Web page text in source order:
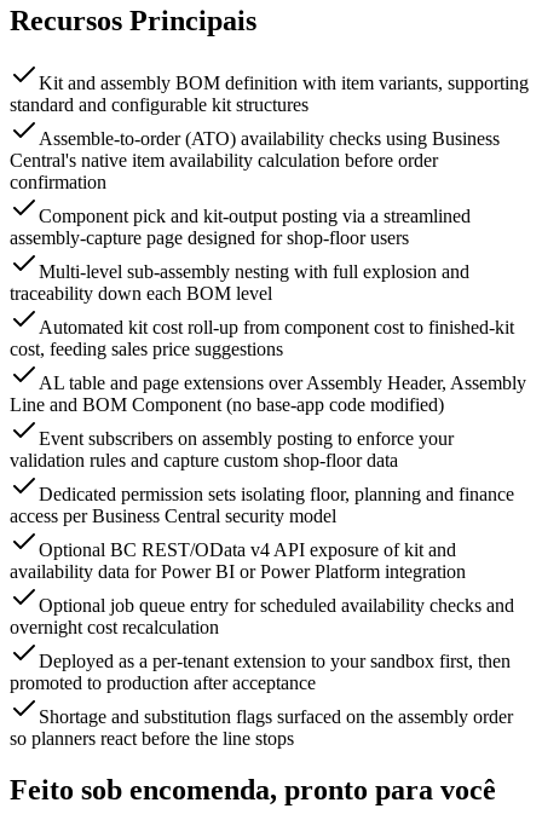
Recursos Principais
Kit and assembly BOM definition with item variants, supporting
standard and configurable kit structures
Assemble-to-order (ATO) availability checks using Business
Central's native item availability calculation before order
confirmation
Component pick and kit-output posting via a streamlined
assembly-capture page designed for shop-floor users
Multi-level sub-assembly nesting with full explosion and
traceability down each BOM level
Automated kit cost roll-up from component cost to finished-kit
cost, feeding sales price suggestions
AL table and page extensions over Assembly Header, Assembly
Line and BOM Component (no base-app code modified)
Event subscribers on assembly posting to enforce your
validation rules and capture custom shop-floor data
Dedicated permission sets isolating floor, planning and finance
access per Business Central security model
Optional BC REST/OData v4 API exposure of kit and
availability data for Power BI or Power Platform integration
Optional job queue entry for scheduled availability checks and
overnight cost recalculation
Deployed as a per-tenant extension to your sandbox first, then
promoted to production after acceptance
Shortage and substitution flags surfaced on the assembly order
so planners react before the line stops
Feito sob encomenda, pronto para você